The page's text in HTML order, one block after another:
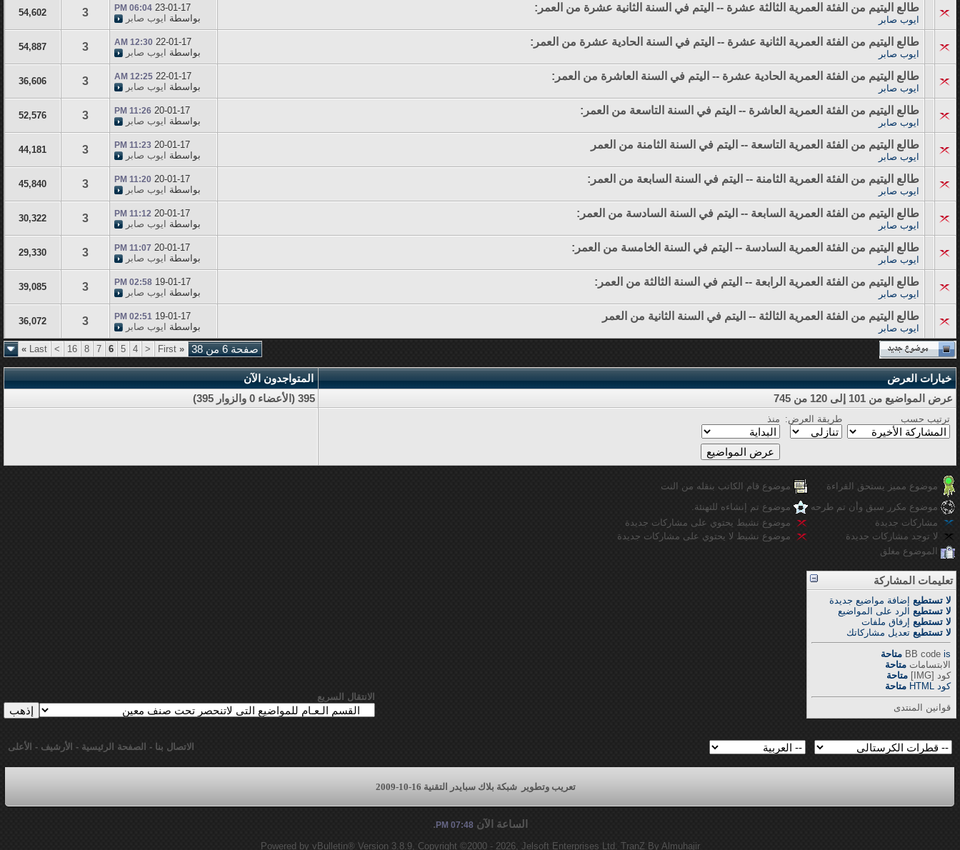
طالع اليتيم من الفئة العمرية الثالثة عشرة -- اليتم في السنة الثانية عشرة من العمر:
ايوب صابر
23-01-17
06:04 PM
بواسطة ايوب صابر 3
54,602
طالع اليتيم من الفئة العمرية الثانية عشرة -- اليتم في السنة الحادية عشرة من العمر:
ايوب صابر
22-01-17
12:30 AM
بواسطة ايوب صابر 3
54,887
طالع اليتيم من الفئة العمرية الحادية عشرة -- اليتم في السنة العاشرة من العمر:
ايوب صابر
22-01-17
12:25 AM
بواسطة ايوب صابر 3
36,606
طالع اليتيم من الفئة العمرية العاشرة -- اليتم في السنة التاسعة من العمر:
ايوب صابر
20-01-17
11:26 PM
بواسطة ايوب صابر 3
52,576
طالع اليتيم من الفئة العمرية التاسعة -- اليتم في السنة الثامنة من العمر
ايوب صابر
20-01-17
11:23 PM
بواسطة ايوب صابر 3
44,181
طالع اليتيم من الفئة العمرية الثامنة -- اليتم في السنة السابعة من العمر:
ايوب صابر
20-01-17
11:20 PM
بواسطة ايوب صابر 3
45,840
طالع اليتيم من الفئة العمرية السابعة -- اليتم في السنة السادسة من العمر:
ايوب صابر
20-01-17
11:12 PM
بواسطة ايوب صابر 3
30,322
طالع اليتيم من الفئة العمرية السادسة -- اليتم في السنة الخامسة من العمر:
ايوب صابر
20-01-17
11:07 PM
بواسطة ايوب صابر 3
29,330
طالع اليتيم من الفئة العمرية الرابعة -- اليتم في السنة الثالثة من العمر:
ايوب صابر
19-01-17
02:58 PM
بواسطة ايوب صابر 3
39,085
طالع اليتيم من الفئة العمرية الثالثة -- اليتم في السنة الثانية من العمر
ايوب صابر
19-01-17
02:51 PM
بواسطة ايوب صابر 3
36,072
صفحة 6 من 38 «
<
4
5
6
7
8
16
>
Last
»
خيارات العرض
المتواجدون الآن
عرض المواضيع من 101 إلى 120 من 745
395 (الأعضاء 0 والزوار 395)
ترتيب حسب طريقة العرض: منذ
موضوع مميز يستحق القراءة
موضوع قام الكاتب بنقله من النت
موضوع مكرر سبق وأن تم طرحه
موضوع تم إنشاءه للتهنئة.
مشاركات جديدة
موضوع نشيط يحتوي على مشاركات جديدة
لا توجد مشاركات جديدة
موضوع نشيط لا يحتوي على مشاركات جديدة
الموضوع مغلق
تعليمات المشاركة
لا تستطيع إضافة مواضيع جديدة
لا تستطيع الرد على المواضيع
لا تستطيع إرفاق ملفات
لا تستطيع تعديل مشاركاتك
BB code is
متاحة
الابتسامات متاحة
كود [IMG]
متاحة
كود HTML
متاحة
قوانين المنتدى
الانتقال السريع
الاتصال بنا - الصفحة الرئيسية - الأرشيف - الأعلى
تعريب وتطوير شبكة بلاك سبايدر التقنية 16-10-2009
الساعة الآن07:48 PM
.
Powered by vBulletin® Version 3.8.9, Copyright ©2000 - 2026, Jelsoft Enterprises Ltd. TranZ By Almuhajir